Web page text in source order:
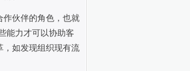
作伙伴的角色，也就
能力才可以协助客
，如发现组织现有流